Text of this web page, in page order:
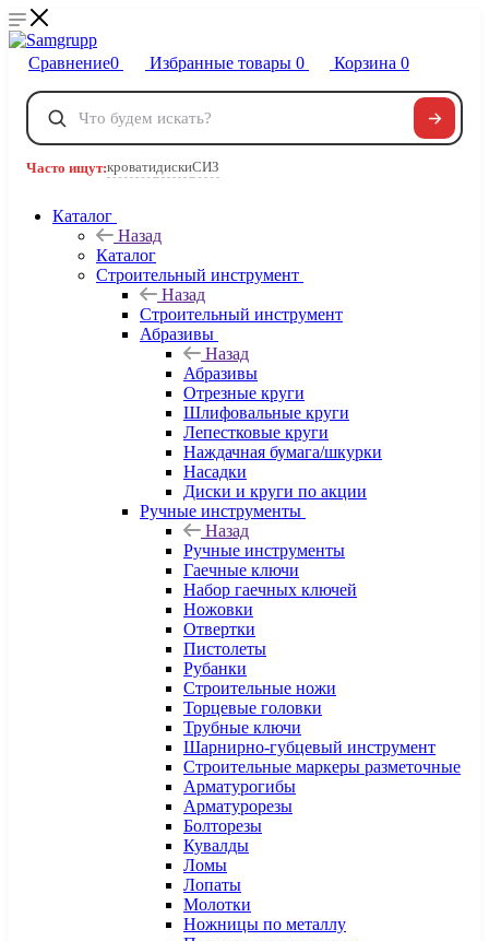
Сравнение0 Избранные товары 0 Корзина 0
Телефоны
8 800 222-40-09
Часто ищут:кроватидискиСИЗ
Каталог
Назад
Каталог
Строительный инструмент
Назад
Строительный инструмент
Абразивы
Назад
Абразивы
Отрезные круги
Шлифовальные круги
Лепестковые круги
Наждачная бумага/шкурки
Насадки
Диски и круги по акции
Ручные инструменты
Назад
Ручные инструменты
Гаечные ключи
Набор гаечных ключей
Ножовки
Отвертки
Пистолеты
Рубанки
Строительные ножи
Торцевые головки
Трубные ключи
Шарнирно-губцевый инструмент
Строительные маркеры разметочные
Арматурогибы
Арматурорезы
Болторезы
Кувалды
Ломы
Лопаты
Молотки
Ножницы по металлу